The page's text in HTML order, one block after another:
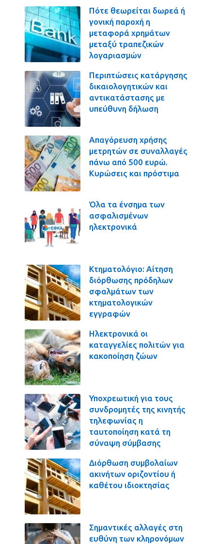
Πότε θεωρείται δωρεά ή
γονική παροχή η
μεταφορά χρημάτων
μεταξύ τραπεζικών
λογαριασμών
Περιπτώσεις κατάργησης
δικαιολογητικών και
αντικατάστασης με
υπεύθυνη δήλωση
Απαγόρευση χρήσης
μετρητών σε συναλλαγές
πάνω από 500 ευρώ.
Κυρώσεις και πρόστιμα
Όλα τα ένσημα των
ασφαλισμένων
ηλεκτρονικά
Κτηματολόγιο: Αίτηση
διόρθωσης πρόδηλων
σφαλμάτων των
κτηματολογικών
εγγραφών
Ηλεκτρονικά οι
καταγγελίες πολιτών για
κακοποίηση ζώων
Υποχρεωτική για τους
συνδρομητές της κινητής
τηλεφωνίας η
ταυτοποίηση κατά τη
σύναψη σύμβασης
Διόρθωση συμβολαίων
ακινήτων οριζοντίου ή
καθέτου ιδιοκτησίας
Σημαντικές αλλαγές στη
ευθύνη των κληρονόμων